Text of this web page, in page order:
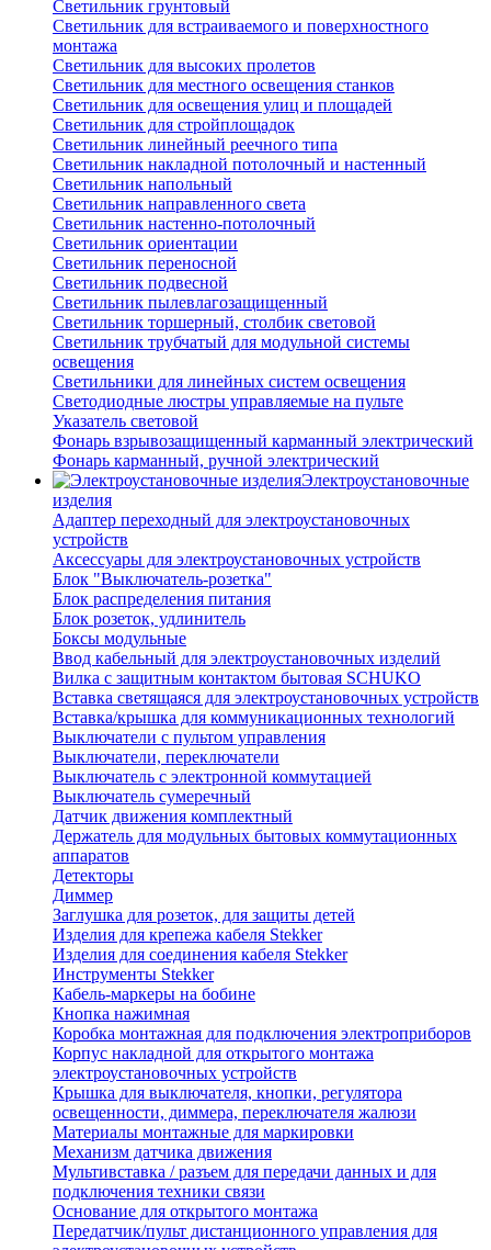
Светильник грунтовый
Светильник для встраиваемого и поверхностного
монтажа
Светильник для высоких пролетов
Светильник для местного освещения станков
Светильник для освещения улиц и площадей
Светильник для стройплощадок
Светильник линейный реечного типа
Светильник накладной потолочный и настенный
Светильник напольный
Светильник направленного света
Светильник настенно-потолочный
Светильник ориентации
Светильник переносной
Светильник подвесной
Светильник пылевлагозащищенный
Светильник торшерный, столбик световой
Светильник трубчатый для модульной системы
освещения
Светильники для линейных систем освещения
Светодиодные люстры управляемые на пульте
Указатель световой
Фонарь взрывозащищенный карманный электрический
Фонарь карманный, ручной электрический
Электроустановочные
изделия
Адаптер переходный для электроустановочных
устройств
Аксессуары для электроустановочных устройств
Блок "Выключатель-розетка"
Блок распределения питания
Блок розеток, удлинитель
Боксы модульные
Ввод кабельный для электроустановочных изделий
Вилка с защитным контактом бытовая SCHUKO
Вставка светящаяся для электроустановочных устройств
Вставка/крышка для коммуникационных технологий
Выключатели с пультом управления
Выключатели, переключатели
Выключатель с электронной коммутацией
Выключатель сумеречный
Датчик движения комплектный
Держатель для модульных бытовых коммутационных
аппаратов
Детекторы
Диммер
Заглушка для розеток, для защиты детей
Изделия для крепежа кабеля Stekker
Изделия для соединения кабеля Stekker
Инструменты Stekker
Кабель-маркеры на бобине
Кнопка нажимная
Коробка монтажная для подключения электроприборов
Корпус накладной для открытого монтажа
электроустановочных устройств
Крышка для выключателя, кнопки, регулятора
освещенности, диммера, переключателя жалюзи
Материалы монтажные для маркировки
Механизм датчика движения
Мультивставка / разъем для передачи данных и для
подключения техники связи
Основание для открытого монтажа
Передатчик/пульт дистанционного управления для